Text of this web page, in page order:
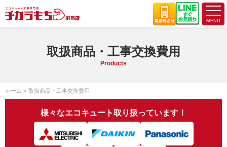
取扱商品・工事交換費用
Products
ホーム 取扱商品・工事交換費用
様々なエコキュート取り扱っています！